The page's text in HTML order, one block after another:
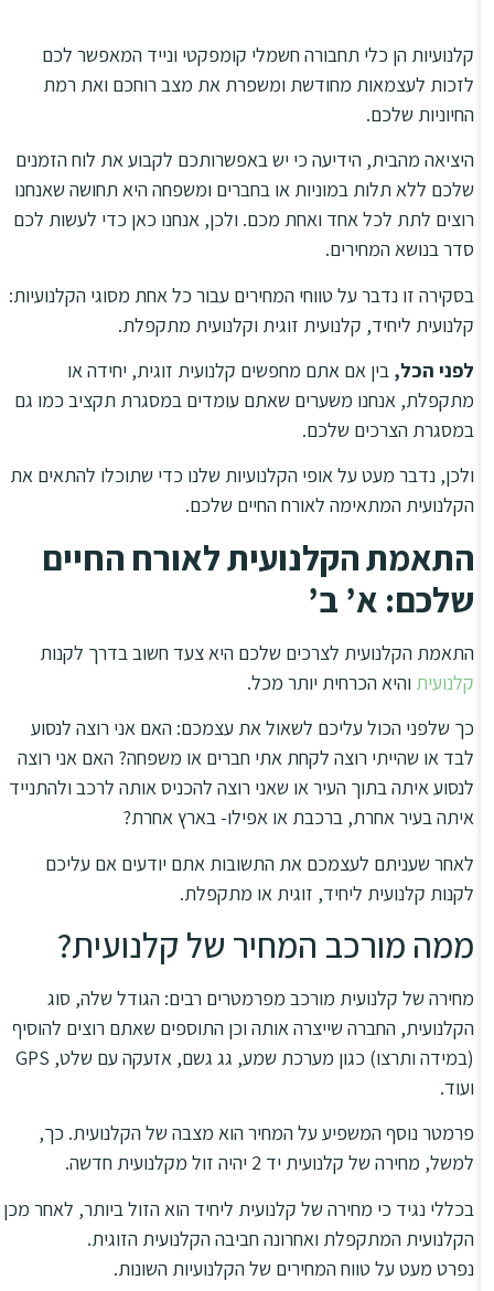
קלנועיות הן כלי תחבורה חשמלי קומפקטי ונייד המאפשר לכם
לזכות לעצמאות מחודשת ומשפרת את מצב רוחכם ואת רמת
החיוניות שלכם.
היציאה מהבית, הידיעה כי יש באפשרותכם לקבוע את לוח הזמנים
שלכם ללא תלות במוניות או בחברים ומשפחה היא תחושה שאנחנו
רוצים לתת לכל אחד ואחת מכם. ולכן, אנחנו כאן כדי לעשות לכם
סדר בנושא המחירים.
בסקירה זו נדבר על טווחי המחירים עבור כל אחת מסוגי הקלנועיות:
קלנועית ליחיד, קלנועית זוגית וקלנועית מתקפלת.
לפני הכל,בין אם אתם מחפשים קלנועית זוגית, יחידה או
מתקפלת, אנחנו משערים שאתם עומדים במסגרת תקציב כמו גם
במסגרת הצרכים שלכם.
ולכן, נדבר מעט על אופי הקלנועיות שלנו כדי שתוכלו להתאים את
הקלנועית המתאימה לאורח החיים שלכם.
התאמת הקלנועית לאורח החיים
שלכם: א’ ב’
התאמת הקלנועית לצרכים שלכם היא צעד חשוב בדרך לקנות
קלנועיתוהיא הכרחית יותר מכל.
כך שלפני הכול עליכם לשאול את עצמכם: האם אני רוצה לנסוע
לבד או שהייתי רוצה לקחת אתי חברים או משפחה? האם אני רוצה
לנסוע איתה בתוך העיר או שאני רוצה להכניס אותה לרכב ולהתנייד
איתה בעיר אחרת, ברכבת או אפילו- בארץ אחרת?
לאחר שעניתם לעצמכם את התשובות אתם יודעים אם עליכם
לקנות קלנועית ליחיד, זוגית או מתקפלת.
ממה מורכב המחיר של קלנועית?
מחירה של קלנועית מורכב מפרמטרים רבים: הגודל שלה, סוג
הקלנועית, החברה שייצרה אותה וכן התוספים שאתם רוצים להוסיף
(במידה ותרצו) כגון מערכת שמע, גג גשם, אזעקה עם שלט, GPS
ועוד.
פרמטר נוסף המשפיע על המחיר הוא מצבה של הקלנועית. כך,
למשל, מחירה של קלנועית יד 2 יהיה זול מקלנועית חדשה.
בכללי נגיד כי מחירה של קלנועית ליחיד הוא הזול ביותר, לאחר מכן
הקלנועית המתקפלת ואחרונה חביבה הקלנועית הזוגית.
נפרט מעט על טווח המחירים של הקלנועיות השונות.